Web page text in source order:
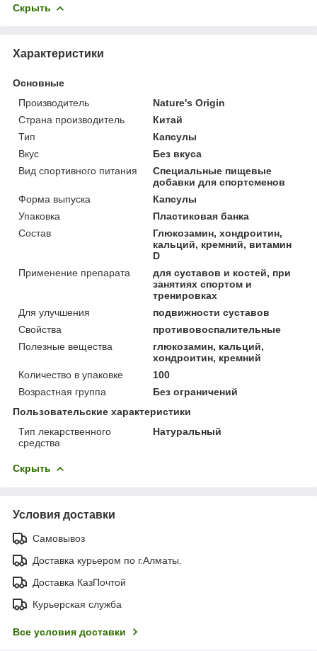
Скрыть
Характеристики
Основные
Производитель
Nature's Origin
Страна производитель
Китай
Тип
Капсулы
Вкус
Без вкуса
Вид спортивного питания
Специальные пищевые
добавки для спортсменов
Форма выпуска
Капсулы
Упаковка
Пластиковая банка
Состав
Глюкозамин, хондроитин,
кальций, кремний, витамин
D
Применение препарата
для суставов и костей, при
занятиях спортом и
тренировках
Для улучшения
подвижности суставов
Свойства
противовоспалительные
Полезные вещества
глюкозамин, кальций,
хондроитин, кремний
Количество в упаковке
100
Возрастная группа
Без ограничений
Пользовательские характеристики
Тип лекарственного
средства
Натуральный
Скрыть
Условия доставки
Самовывоз
Доставка курьером по г.Алматы.
Доставка КазПочтой
Курьерская служба
Все условия доставки